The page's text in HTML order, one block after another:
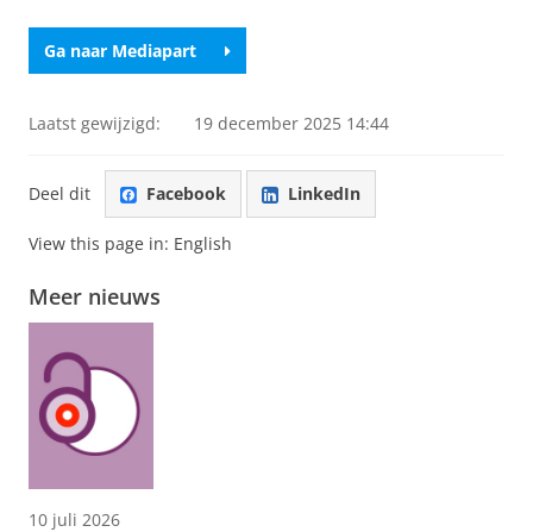
Ga naar Mediapart
Laatst gewijzigd: 19 december 2025 14:44
Deel dit Facebook LinkedIn
View this page in: English
Meer nieuws
10 juli 2026